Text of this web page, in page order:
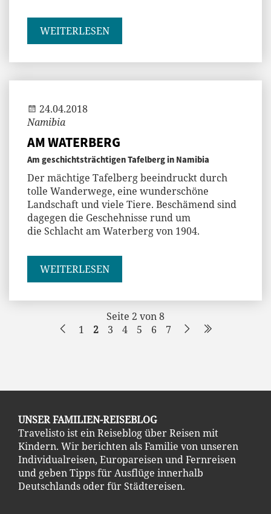
WEITERLESEN
24.04.2018
Namibia
AM WATERBERG
Am geschichtsträchtigen Tafelberg in Namibia
Der mächtige Tafelberg beeindruckt durch
tolle Wanderwege, eine wunderschöne
Landschaft und viele Tiere. Beschämend sind
dagegen die Geschehnisse rund um
die Schlacht am Waterberg von 1904.
WEITERLESEN
Seite 2 von 8
1
2 3 4 5 6 7
UNSER FAMILIEN-REISEBLOG
Travelisto ist ein Reiseblog über Reisen mit
Kindern. Wir berichten als Familie von unseren
Individualreisen, Europareisen und Fernreisen
und geben Tipps für Ausflüge innerhalb
Deutschlands oder für Städtereisen.